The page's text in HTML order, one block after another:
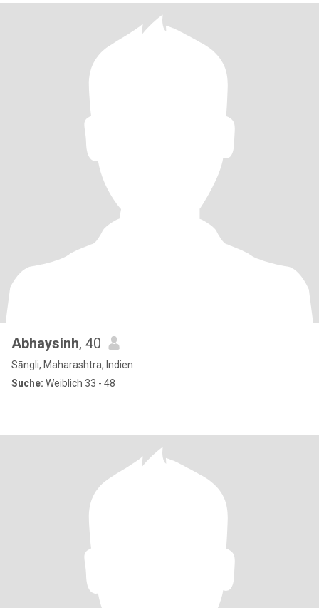
Abhaysinh, 40
Sāngli, Maharashtra, Indien
Suche: Weiblich 33 - 48